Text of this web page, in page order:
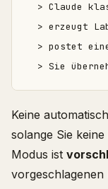
> Claude
> erzeugt
> postet
Keine
solange Sie
Modus ist
vorgeschlagenen